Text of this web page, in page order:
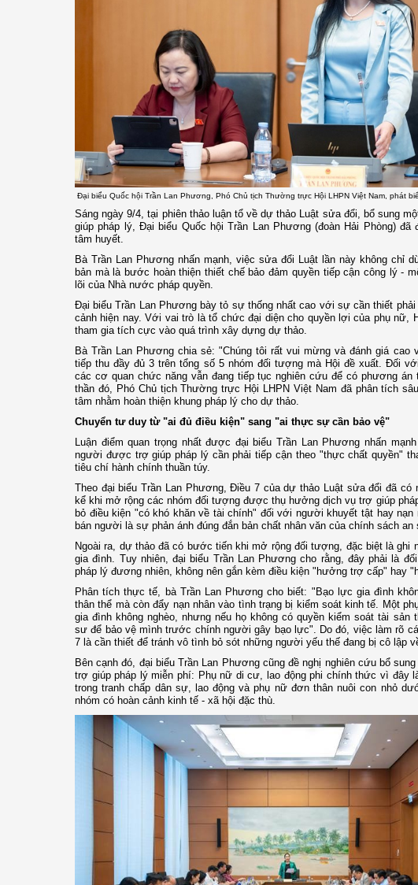
Đại biểu Quốc hội Trần Lan Phương, Phó Chủ tịch Thường trực Hội LHPN Việt Nam, phát
Sáng ngày 9/4, tại phiên thảo luận tổ về dự thảo Luật sửa đổi, bổ sung
giúp pháp lý, Đại biểu Quốc hội Trần Lan Phương (đoàn Hải Phòng) đã
tâm huyết.
Bà Trần Lan Phương nhấn mạnh, việc sửa đổi Luật lần này không chỉ
bản mà là bước hoàn thiện thiết chế bảo đảm quyền tiếp cận công lý -
lõi của Nhà nước pháp quyền.
Đại biểu Trần Lan Phương bày tỏ sự thống nhất cao với sự cần thiết phải
cảnh hiện nay. Với vai trò là tổ chức đại diện cho quyền lợi của phụ nữ,
tham gia tích cực vào quá trình xây dựng dự thảo.
Bà Trần Lan Phương chia sẻ: "Chúng tôi rất vui mừng và đánh giá cao
tiếp thu đầy đủ 3 trên tổng số 5 nhóm đối tượng mà Hội đề xuất. Đối
các cơ quan chức năng vẫn đang tiếp tục nghiên cứu để có phương án
thần đó, Phó Chủ tịch Thường trực Hội LHPN Việt Nam đã phân tích
tâm nhằm hoàn thiện khung pháp lý cho dự thảo.
Chuyển tư duy từ "ai đủ điều kiện" sang "ai thực sự cần bảo vệ"
Luận điểm quan trọng nhất được đại biểu Trần Lan Phương nhấn
người được trợ giúp pháp lý cần phải tiếp cận theo "thực chất quyền"
tiêu chí hành chính thuần túy.
Theo đại biểu Trần Lan Phương, Điều 7 của dự thảo Luật sửa đổi đã có
kể khi mở rộng các nhóm đối tượng được thụ hưởng dịch vụ trợ giúp
bỏ điều kiện "có khó khăn về tài chính" đối với người khuyết tật hay nạn
bán người là sự phản ánh đúng đắn bản chất nhân văn của chính sách an
Ngoài ra, dự thảo đã có bước tiến khi mở rộng đối tượng, đặc biệt là ghi
gia đình. Tuy nhiên, đại biểu Trần Lan Phương cho rằng, đây phải là
pháp lý đương nhiên, không nên gắn kèm điều kiện "hưởng trợ cấp" hay
Phân tích thực tế, bà Trần Lan Phương cho biết: "Bạo lực gia đình
thân thể mà còn đẩy nạn nhân vào tình trạng bị kiểm soát kinh tế. Một
gia đình không nghèo, nhưng nếu họ không có quyền kiểm soát tài sản
sư để bảo vệ mình trước chính người gây bạo lực". Do đó, việc làm rõ
7 là cần thiết để tránh vô tình bỏ sót những người yếu thế đang bị cô lập
Bên cạnh đó, đại biểu Trần Lan Phương cũng đề nghị nghiên cứu bổ
trợ giúp pháp lý miễn phí: Phụ nữ di cư, lao động phi chính thức vì đây
trong tranh chấp dân sự, lao động và phụ nữ đơn thân nuôi con nhỏ
nhóm có hoàn cảnh kinh tế - xã hội đặc thù.